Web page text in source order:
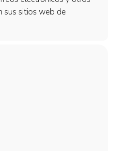
sus sitios web de